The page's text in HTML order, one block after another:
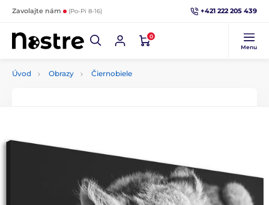
Zavolajte nám (Po-Pi 8-16) +421 222 205 439
0
Menu
Úvod Obrazy Čiernobiele